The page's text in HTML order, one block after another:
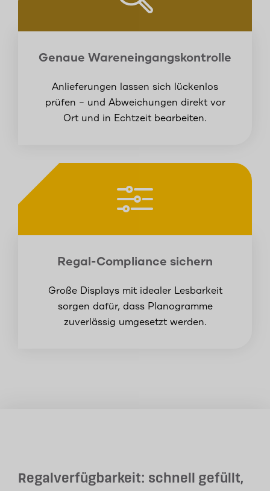
Genaue Wareneingangskontrolle
Anlieferungen lassen sich lückenlos
prüfen – und Abweichungen direkt vor
Ort und in Echtzeit bearbeiten.
Regal-Compliance sichern
Große Displays mit idealer Lesbarkeit
sorgen dafür, dass Planogramme
zuverlässig umgesetzt werden.
Regalverfügbarkeit: schnell gefüllt,